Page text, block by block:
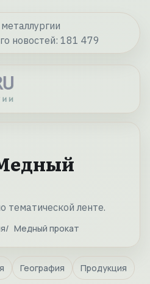
новостей: 181 479
тематической ленте.
Медный прокат
География Продукция